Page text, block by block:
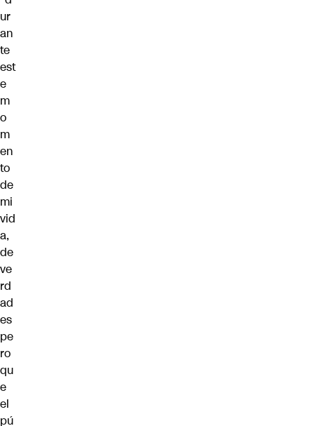
ur
an
te
est
e
m
o
m
en
to
de
mi
vid
a,
de
ve
rd
ad
es
pe
ro
qu
e
el
pú